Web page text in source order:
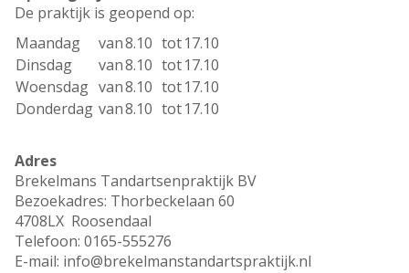
De praktijk is geopend op:
Maandag
van8.10 tot17.10
Dinsdag
van8.10 tot17.10
Woensdag van8.10 tot17.10
Donderdag van8.10 tot17.10
Adres
Brekelmans Tandartsenpraktijk BV
Bezoekadres: Thorbeckelaan 60
4708LX Roosendaal
Telefoon: 0165-555276
E-mail: info@brekelmanstandartspraktijk.nl